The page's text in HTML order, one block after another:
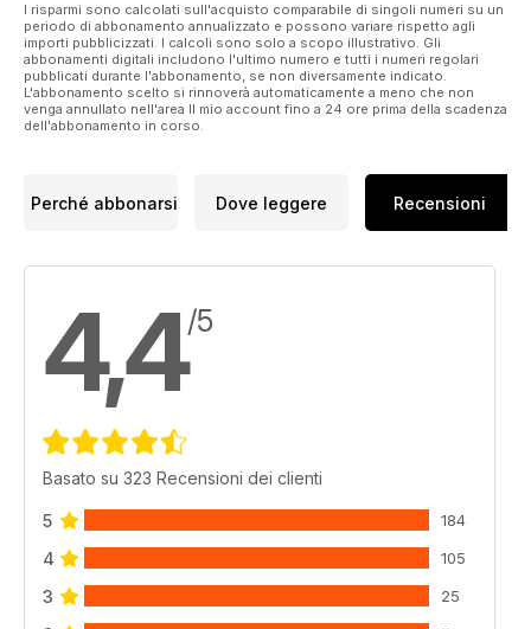
I risparmi sono calcolati sull'acquisto comparabile di singoli numeri su un
periodo di abbonamento annualizzato e possono variare rispetto agli
importi pubblicizzati. I calcoli sono solo a scopo illustrativo. Gli
abbonamenti digitali includono l'ultimo numero e tutti i numeri regolari
pubblicati durante l'abbonamento, se non diversamente indicato.
L'abbonamento scelto si rinnoverà automaticamente a meno che non
venga annullato nell'area Il mio account fino a 24 ore prima della scadenza
dell'abbonamento in corso.
Perché abbonarsi Dove leggere Recensioni
4,4/5
Basato su 323 Recensioni dei clienti
5 184
4 105
3 25